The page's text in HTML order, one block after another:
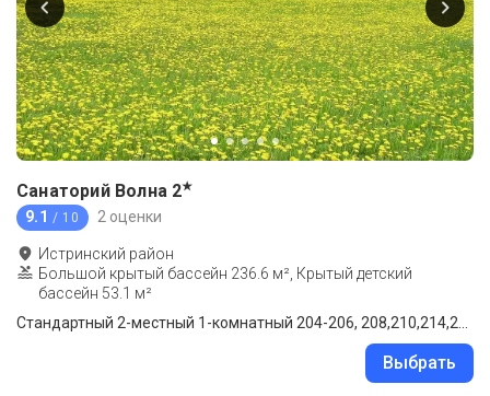
Санаторий Волна 2★
9.1 / 10 2 оценки
Истринский район
Большой крытый бассейн 236.6 м², Крытый детский
бассейн 53.1 м²
Выбрать